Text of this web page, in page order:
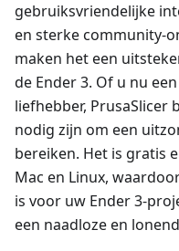
gebruiksvriendelijke
en sterke community-
maken het een
de Ender 3. Of u nu
liefhebber, PrusaSlicer
nodig zijn om een
bereiken. Het is gratis
Mac en Linux,
is voor uw Ender 3-
een naadloze en